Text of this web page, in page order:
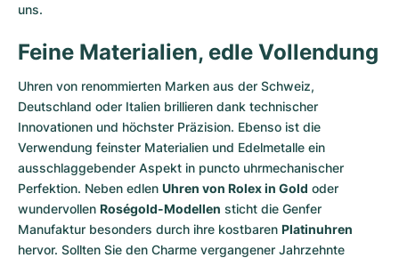
uns.
Feine Materialien, edle Vollendung
Uhren von renommierten Marken aus der Schweiz,
Deutschland oder Italien brillieren dank technischer
Innovationen und höchster Präzision. Ebenso ist die
Verwendung feinster Materialien und Edelmetalle ein
ausschlaggebender Aspekt in puncto uhrmechanischer
Perfektion. Neben edlen Uhren von Rolex in Gold oder
wundervollen Roségold-Modellen sticht die Genfer
Manufaktur besonders durch ihre kostbaren Platinuhren
hervor. Sollten Sie den Charme vergangener Jahrzehnte